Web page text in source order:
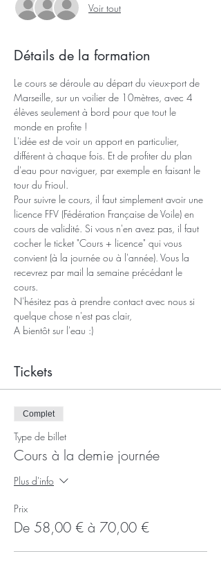
Voir tout
Détails de la formation
Le cours se déroule au départ du vieux-port de
Marseille, sur un voilier de 10mètres, avec 4
élèves seulement à bord pour que tout le
monde en profite !
L'idée est de voir un apport en particulier,
différent à chaque fois. Et de profiter du plan
d'eau pour naviguer, par exemple en faisant le
tour du Frioul.
Pour suivre le cours, il faut simplement avoir une
licence FFV (Fédération Française de Voile) en
cours de validité. Si vous n'en avez pas, il faut
cocher le ticket "Cours + licence" qui vous
convient (à la journée ou à l'année). Vous la
recevrez par mail la semaine précédant le
cours.
N'hésitez pas à prendre contact avec nous si
quelque chose n'est pas clair,
A bientôt sur l'eau :)
Tickets
Complet
Type de billet
Cours à la demie journée
Plus d'info
Prix
De 58,00 € à 70,00 €